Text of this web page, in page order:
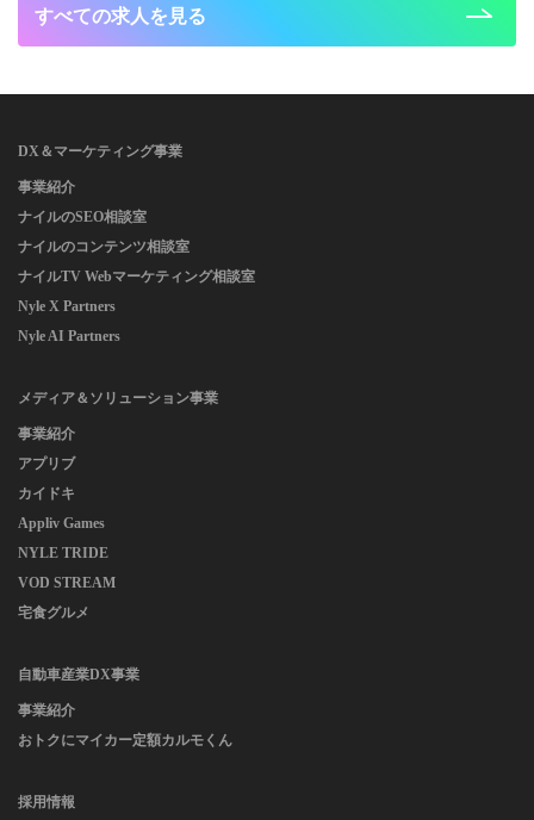
すべての求人を見る
DX＆マーケティング事業
事業紹介
ナイルのSEO相談室
ナイルのコンテンツ相談室
ナイルTV Webマーケティング相談室
Nyle X Partners
Nyle AI Partners
メディア＆ソリューション事業
事業紹介
アプリブ
カイドキ
Appliv Games
NYLE TRIDE
VOD STREAM
宅食グルメ
自動車産業DX事業
事業紹介
おトクにマイカー定額カルモくん
採用情報